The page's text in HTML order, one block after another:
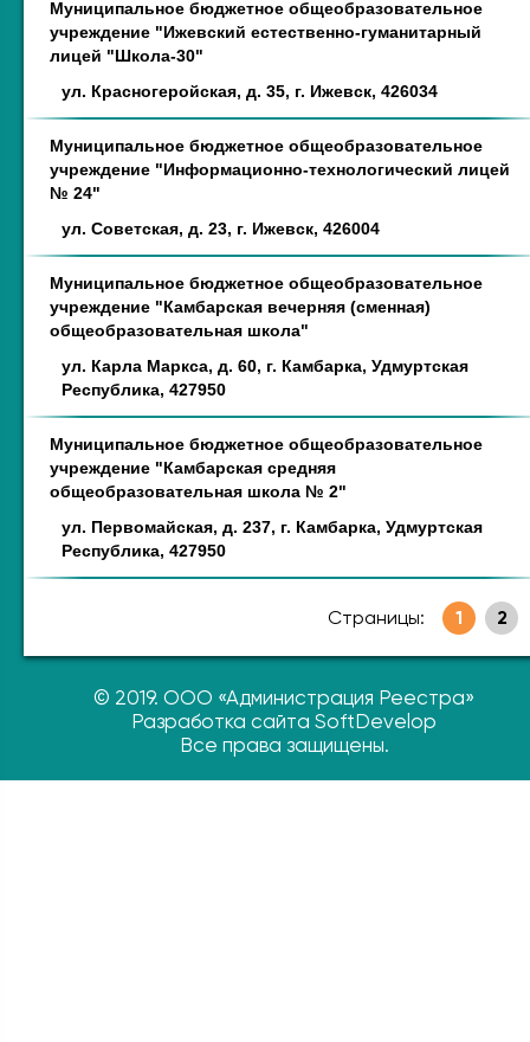
Муниципальное бюджетное общеобразовательное
учреждение "Ижевский естественно-гуманитарный
лицей "Школа-30"
ул. Красногеройская, д. 35, г. Ижевск, 426034
Муниципальное бюджетное общеобразовательное
учреждение "Информационно-технологический лицей
№ 24"
ул. Советская, д. 23, г. Ижевск, 426004
Муниципальное бюджетное общеобразовательное
учреждение "Камбарская вечерняя (сменная)
общеобразовательная школа"
ул. Карла Маркса, д. 60, г. Камбарка, Удмуртская
Республика, 427950
Муниципальное бюджетное общеобразовательное
учреждение "Камбарская средняя
общеобразовательная школа № 2"
ул. Первомайская, д. 237, г. Камбарка, Удмуртская
Республика, 427950
Страницы: 1 2
© 2019. ООО «Администрация Реестра»
Разработка сайта SoftDevelop
Все права защищены.